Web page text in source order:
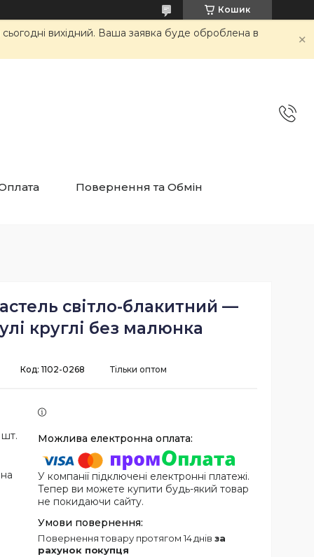
Кошик
вихідний. Ваша заявка буде оброблена в
Повернення та Обмін
світло-блакитний —
круглі без малюнка
Тільки оптом
Код: 1102-0268
У компанії підключені електронні платежі.
Тепер ви можете купити будь-який товар
не покидаючи сайту.
повернення товару протягом 14 днів за
рахунок покупця